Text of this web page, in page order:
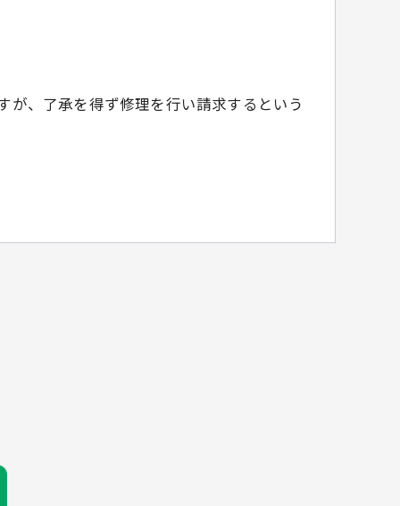
が、了承を得ず修理を行い請求するという